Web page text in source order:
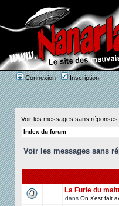
Connexion Inscription
Voir les messages sans réponses
Index du forum
Voir les messages sans
La Furie du
dans On s'est fait